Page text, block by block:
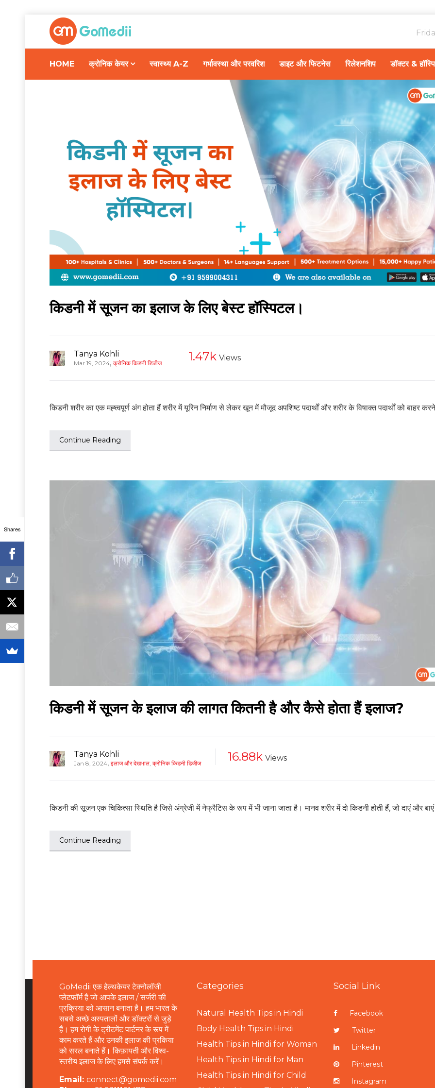
HOME क्रोनिक केयर स्वास्थ्य A-Z गर्भावस्था और परवरिश डाइट और फिटनेस रिलेशनशिप डॉक्टर &
किडनी में सूजन का इलाज के लिए बेस्ट हॉस्पिटल।
Tanya Kohli
Mar 19, 2024, क्रोनिक किडनी डिजीज 1.47k Views
किडनी शरीर का एक मह्त्वपूर्ण अंग होता हैं शरीर में यूरिन निर्माण से लेकर खून में मौजूद अपशिष्ट पदार्थों और शरीर के विषाक्त पदार्थों को बाहर करने
Continue Reading
किडनी में सूजन के इलाज की लागत कितनी है और कैसे होता हैं इलाज?
Tanya Kohli
Jan 8, 2024, इलाज और देखभाल, क्रोनिक किडनी डिजीज 16.88k Views
किडनी की सूजन एक चिकित्सा स्थिति है जिसे अंग्रेजी में नेफ्रैटिस के रूप में भी जाना जाता है। मानव शरीर में दो किडनी होती हैं, जो दाएं और बाएं
Continue Reading
GoMedii एक हेल्थकेयर टेक्नोलॉजी
प्लेटफॉर्म है जो आपके इलाज / सर्जरी की
प्रक्रिया को आसान बनाता है। हम भारत के
सबसे अच्छे अस्पतालों और डॉक्टरों से जुड़े
हैं। हम रोगी के ट्रीटमेंट पार्टनर के रूप में
काम करते हैं और उनकी इलाज की प्रकिया
को सरल बनाते हैं। किफ़ायती और विश्व-
स्तरीय इलाज के लिए हमसे संपर्क करें।
Email: connect@gomedii.com
Categories
Natural Health Tips in Hindi
Body Health Tips in Hindi
Health Tips in Hindi for Woman
Health Tips in Hindi for Man
Health Tips in Hindi for Child
Social Link
Facebook
Twitter
Linkedin
Pinterest
Instagram
Shares
SUBSCRIBE NOW
हेल्थकेयर कम्युनिटी को
निचे बॉक्स में अपना ईमेल एंटर करें
स्वास्थ्य संबंधी जानकारी सबसे पहले
No Thanks